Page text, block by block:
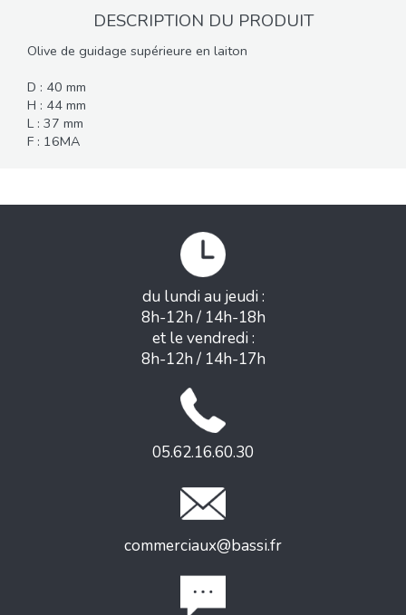
DESCRIPTION DU PRODUIT
Olive de guidage supérieure en laiton
D : 40 mm
H : 44 mm
L : 37 mm
F : 16MA
du lundi au jeudi :
8h-12h / 14h-18h
et le vendredi :
8h-12h / 14h-17h
05.62.16.60.30
commerciaux@bassi.fr